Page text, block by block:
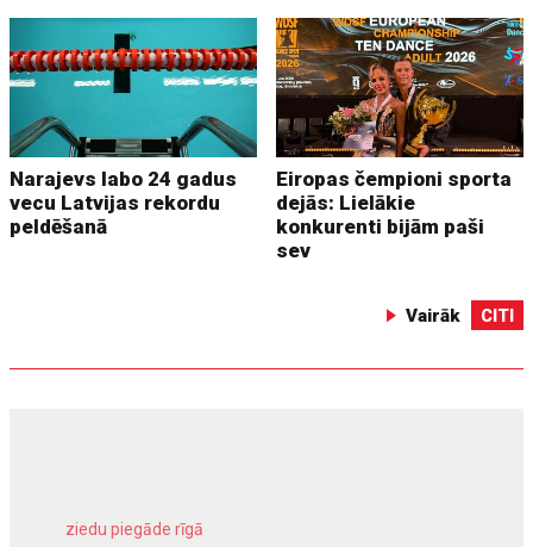
Narajevs labo 24 gadus
vecu Latvijas rekordu
peldēšanā
Eiropas čempioni sporta
dejās: Lielākie
konkurenti bijām paši
sev
Vairāk CITI
ziedu piegāde rīgā